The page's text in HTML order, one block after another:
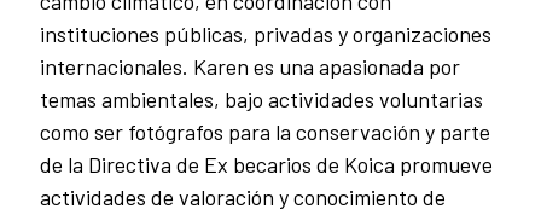
instituciones públicas, privadas y organizaciones
internacionales. Karen es una apasionada por
temas ambientales, bajo actividades voluntarias
como ser fotógrafos para la conservación y parte
de la Directiva de Ex becarios de Koica promueve
actividades de valoración y conocimiento de